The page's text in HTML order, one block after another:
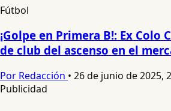
Fútbol
¡Golpe en Primera B!: Ex Colo
de club del ascenso en el
Por Redacción • 26 de junio de 2025,
Publicidad